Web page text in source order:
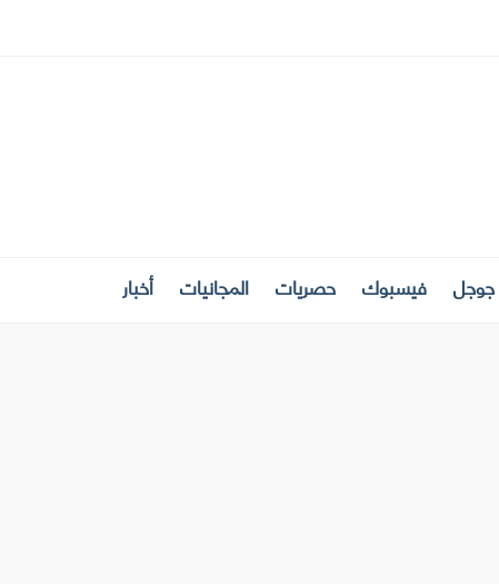
جوجل فيسبوك حصريات المجانيات أخبار